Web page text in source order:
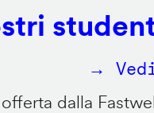
→
dalla